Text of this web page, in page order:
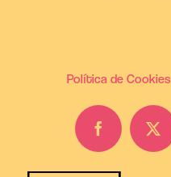
Política de Cookies